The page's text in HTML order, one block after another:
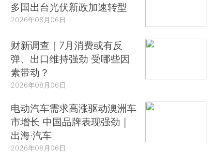
多国出台光伏新政加速转型
2026年08月06日
财新调查｜7月消费或有反
弹、出口维持强劲 受哪些因
素带动？
2026年08月06日
电动汽车需求高涨驱动澳洲车
市增长 中国品牌表现强劲｜
出海·汽车
2026年08月06日